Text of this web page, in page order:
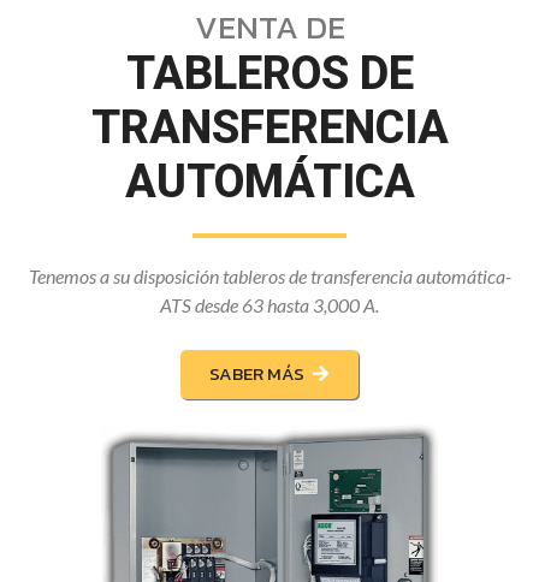
VENTA DE
TABLEROS DE
TRANSFERENCIA
AUTOMÁTICA
Tenemos a su disposición tableros de transferencia automática-
ATS desde 63 hasta 3,000 A.
SABER MÁS